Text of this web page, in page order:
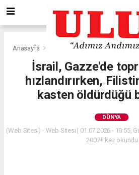
Anasayfa
İsrail, Gazze'de
hızlandırırken,
kasten öldürdüğü
DÜNYA
(Web Sitesi) - Web Sitesi | 01.07.2026 - 10:55,
2007+ kez okundu.